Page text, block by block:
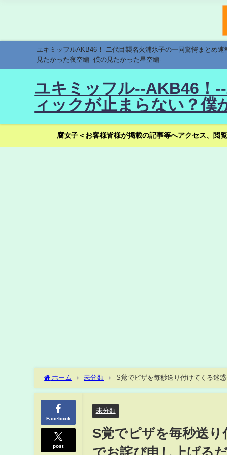
ユキミッフルAKB46！-二代目襲名火浦氷子の一同驚愕まとめ
見たかった夜空編--僕の見たかった星空編-
ユキミッフル--AKB46！
ィックが止まらない？僕
腐女子＜お客様皆様が掲載の記事等へアクセス、閲
ホーム 未分類 S覚でピザを毎秒送り付けてくる迷
Facebook
post
未分類
S覚でピザを毎秒送